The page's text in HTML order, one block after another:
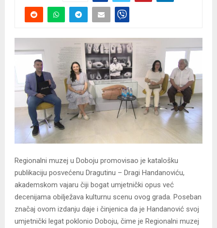
Regionalni muzej u Doboju promovisao je katalošku
publikaciju posvećenu Dragutinu – Dragi Handanoviću,
akademskom vajaru čiji bogat umjetnički opus već
decenijama obilježava kulturnu scenu ovog grada. Poseban
značaj ovom izdanju daje i činjenica da je Handanović svoj
umjetnički legat poklonio Doboju, čime je Regionalni muzej